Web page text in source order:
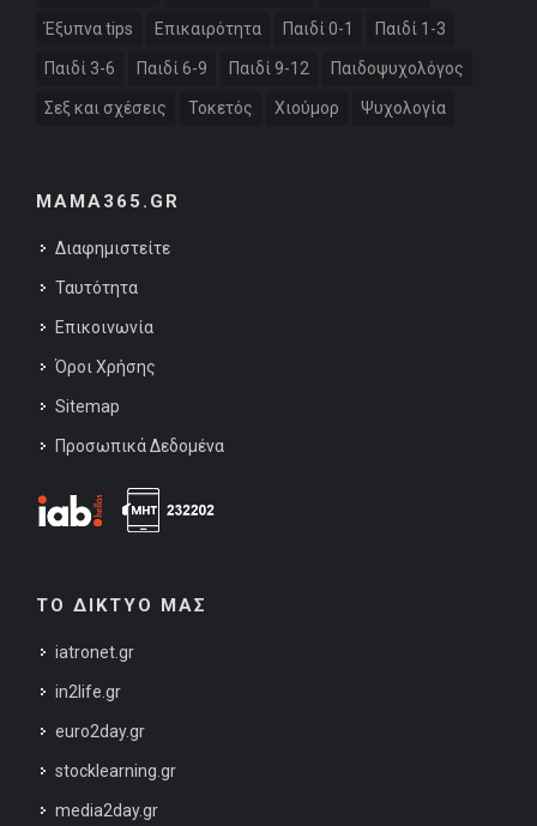
Έξυπνα tips Επικαιρότητα Παιδί 0-1 Παιδί 1-3
Παιδί 3-6 Παιδί 6-9 Παιδί 9-12 Παιδοψυχολόγος
Σεξ και σχέσεις Τοκετός Χιούμορ Ψυχολογία
MAMA365.GR
Διαφημιστείτε
Ταυτότητα
Επικοινωνία
Όροι Χρήσης
Sitemap
Προσωπικά Δεδομένα
ΤΟ ΔΙΚΤΥΟ ΜΑΣ
iatronet.gr
in2life.gr
euro2day.gr
stocklearning.gr
media2day.gr